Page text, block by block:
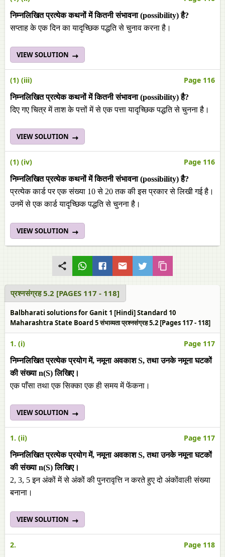
निम्नलिखित प्रत्येक कथनों में कितनी संभावना (possibility) है?
सप्ताह के एक दिन का यादृच्छिक पद्धति से चुनाव करना है।
VIEW SOLUTION
(1) (iii) Page 116
निम्नलिखित प्रत्येक कथनों में कितनी संभावना (possibility) है?
दिए गए चित्र में ताश के पत्तों में से एक पत्ता यादृच्छिक पद्धति से चुनना है।
VIEW SOLUTION
(1) (iv) Page 116
निम्नलिखित प्रत्येक कथनों में कितनी संभावना (possibility) है?
प्रत्येक कार्ड पर एक संख्या 10 से 20 तक की इस प्रकार से लिखी गई है।
उनमें से एक कार्ड यादृच्छिक पद्धति से चुनना है।
VIEW SOLUTION
प्रश्नसंग्रह 5.2 [PAGES 117 - 118]
Balbharati solutions for Ganit 1 [Hindi] Standard 10
Maharashtra State Board 5 संभाव्यता प्रश्नसंग्रह 5.2 [Pages 117 - 118]
1. (i) Page 117
निम्नलिखित प्रत्येक प्रयोग में, नमूना अवकाश S, तथा उनके नमूना घटकों
की संख्या n(S) लिखिए।
एक पाँसा तथा एक सिक्का एक ही समय में फेंकना।
VIEW SOLUTION
1. (ii) Page 117
निम्नलिखित प्रत्येक प्रयोग में, नमूना अवकाश S, तथा उनके नमूना घटकों
की संख्या n(S) लिखिए।
2, 3, 5 इन अंकों में से अंकों की पुनरावृत्ति न करते हुए दो अंकोंवाली संख्या
बनाना।
VIEW SOLUTION
2. Page 118